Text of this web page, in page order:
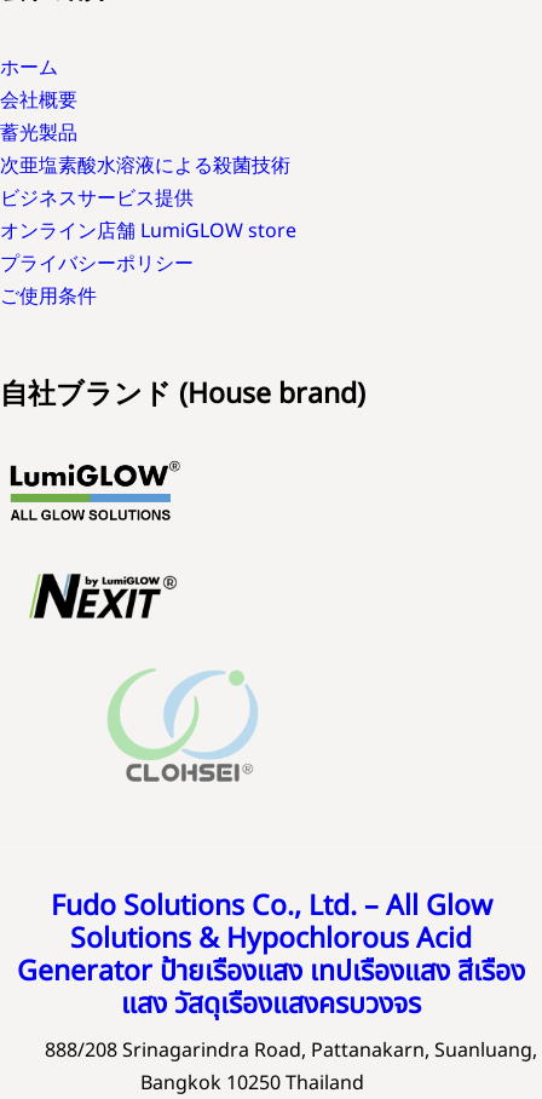
ホーム
会社概要
蓄光製品
次亜塩素酸水溶液による殺菌技術
ビジネスサービス提供
オンライン店舗 LumiGLOW store
プライバシーポリシー
ご使用条件
自社ブランド (House brand)
Fudo Solutions Co., Ltd. – All Glow
Solutions & Hypochlorous Acid
Generator ป้ายเรืองแสง เทปเรืองแสง สีเรือง
แสง วัสดุเรืองแสงครบวงจร
888/208 Srinagarindra Road, Pattanakarn, Suanluang,
Bangkok 10250 Thailand